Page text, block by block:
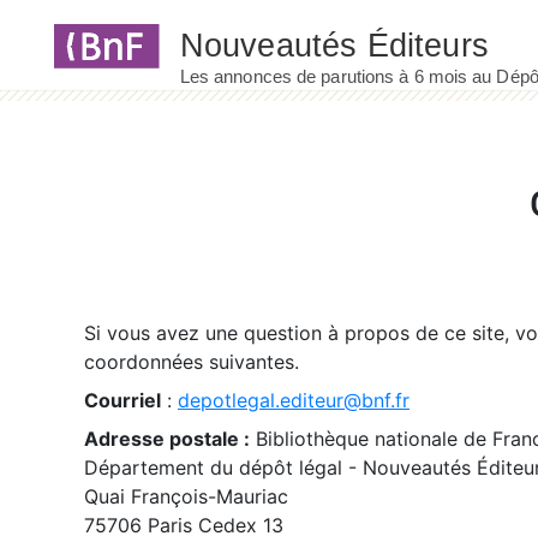
Si vous avez une question à propos de ce site,
coordonnées suivantes.
Courriel : depotlegal.editeur@bnf.fr
Adresse postale : Bibliothèque nationale de
Département du dépôt légal - Nouveautés
Quai François-Mauriac
75706 Paris Cedex 13